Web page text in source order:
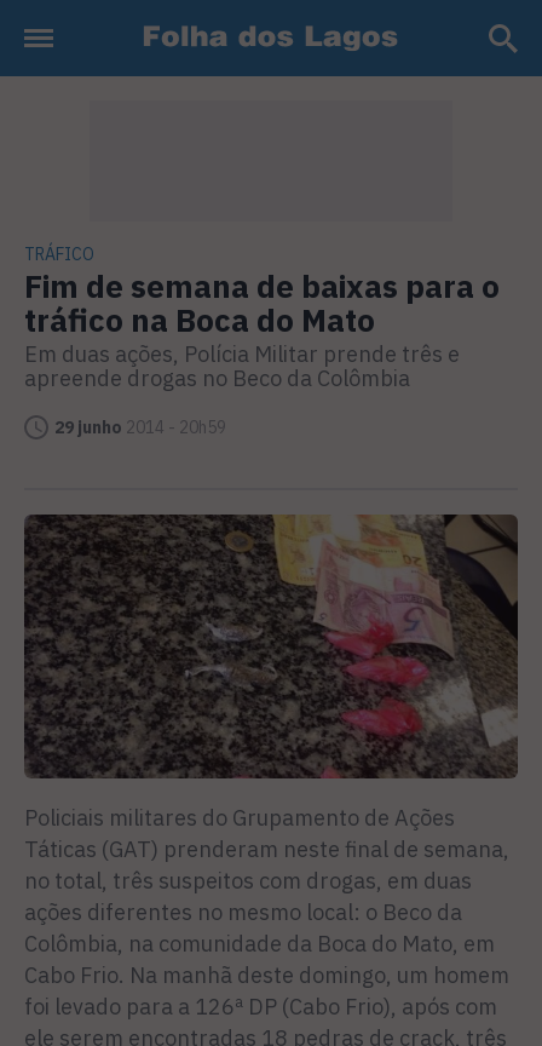
TRÁFICO
Fim de semana de baixas para o
tráfico na Boca do Mato
Em duas ações, Polícia Militar prende três e
apreende drogas no Beco da Colômbia
29 junho 2014 - 20h59
Policiais militares do Grupamento de Ações
Táticas (GAT) prenderam neste final de semana,
no total, três suspeitos com drogas, em duas
ações diferentes no mesmo local: o Beco da
Colômbia, na comunidade da Boca do Mato, em
Cabo Frio. Na manhã deste domingo, um homem
foi levado para a 126ª DP (Cabo Frio), após com
ele serem encontradas 18 pedras de crack, três